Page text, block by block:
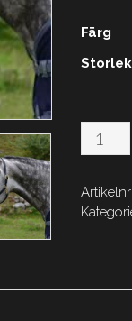
Färg
Storlek
HS
Classic
Neat
Artikelnr: